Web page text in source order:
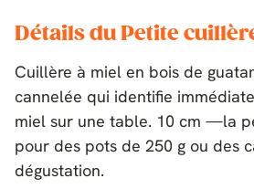
Détails du Petite
Cuillère à miel en bois de
cannelée qui identifie
miel sur une table. 10 cm —la
pour des pots de 250 g ou des
dégustation.